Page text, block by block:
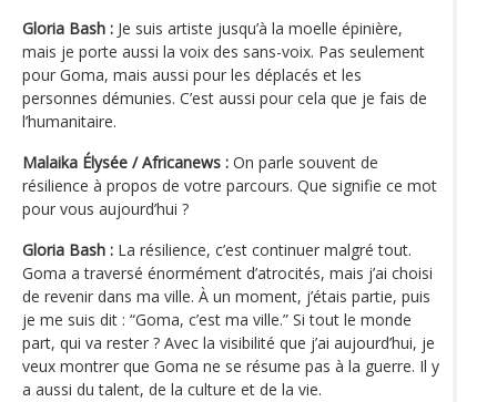
Gloria Bash : Je suis artiste jusqu’à la moelle épinière,
mais je porte aussi la voix des sans-voix. Pas seulement
pour Goma, mais aussi pour les déplacés et les
personnes démunies. C’est aussi pour cela que je fais de
l’humanitaire.
Malaika Élysée / Africanews : On parle souvent de
résilience à propos de votre parcours. Que signifie ce mot
pour vous aujourd’hui ?
Gloria Bash : La résilience, c’est continuer malgré tout.
Goma a traversé énormément d’atrocités, mais j’ai choisi
de revenir dans ma ville. À un moment, j’étais partie, puis
je me suis dit : “Goma, c’est ma ville.” Si tout le monde
part, qui va rester ? Avec la visibilité que j’ai aujourd’hui, je
veux montrer que Goma ne se résume pas à la guerre. Il y
a aussi du talent, de la culture et de la vie.